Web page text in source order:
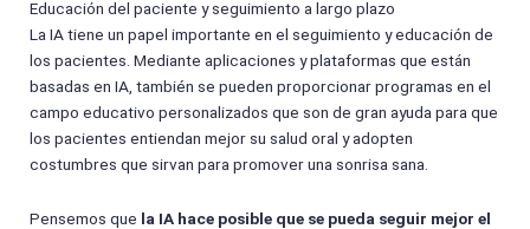
Educación del paciente y seguimiento a largo plazo
La IA tiene un papel importante en el seguimiento y educación de
los pacientes. Mediante aplicaciones y plataformas que están
basadas en IA, también se pueden proporcionar programas en el
campo educativo personalizados que son de gran ayuda para que
los pacientes entiendan mejor su salud oral y adopten
costumbres que sirvan para promover una sonrisa sana.
Pensemos que la IA hace posible que se pueda seguir mejor el